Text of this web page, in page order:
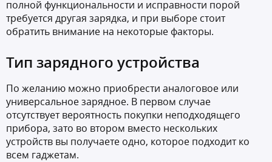
полной функциональности и исправности порой
требуется другая зарядка, и при выборе стоит
обратить внимание на некоторые факторы.
Тип зарядного устройства
По желанию можно приобрести аналоговое или
универсальное зарядное. В первом случае
отсутствует вероятность покупки неподходящего
прибора, зато во втором вместо нескольких
устройств вы получаете одно, которое подходит ко
всем гаджетам.